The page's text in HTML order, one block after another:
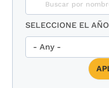
SELECCIONE EL AÑO